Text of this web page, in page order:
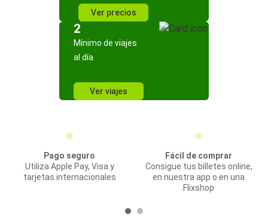
Ver precios
2
Mínimo de viajes
al día
Ver viajes
Pago seguro
Utiliza Apple Pay, Visa y
tarjetas internacionales
Fácil de comprar
Consigue tus billetes online,
en nuestra app o en una
Flixshop